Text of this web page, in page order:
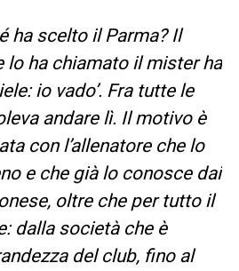
ha scelto il Parma? Il
lo ha chiamato il mister ha
io vado’. Fra tutte le
andare lì. Il motivo è
con l’allenatore che lo
e che già lo conosce dai
oltre che per tutto il
dalla società che è
del club, fino al